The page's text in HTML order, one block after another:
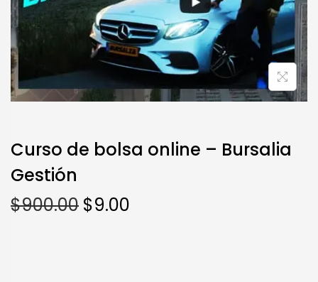
Curso de bolsa online – Bursalia
Gestión
$900.00 $9.00